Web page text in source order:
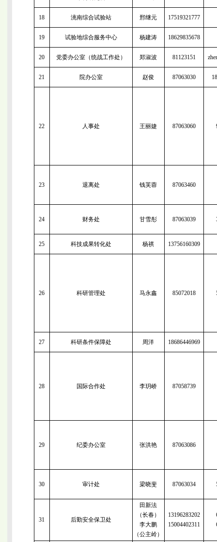
18 洮南综合试验站 邢继元 17519321777
19 试验地综合服务中心 杨建涛 18629835678
20 党委办公室（统战工作处） 郑淑波 81123151
21 院办公室 赵俊 87063030
22 人事处 王丽婕 87063060
23 退离处 钱芙蓉 87063460
24 财务处 甘雪彤 87063039
25 科技成果转化处 杨祺 13756160309
26 科研管理处 马永鑫 85072018
27 科研条件保障处 周洋 18686446969
28 国际合作处 李玥峤 87058739
29 纪委办公室 张洪艳 87063086
30 审计处 梁晓斐 87063034
31 后勤安全保卫处
田新法
（长春）
李大鹏
（公主岭）
13196283202
15004402311